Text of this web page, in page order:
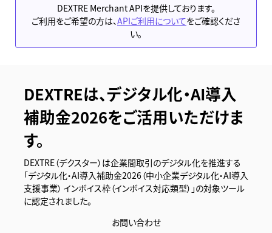
DEXTRE Merchant APIを提供しております。
ご利用をご希望の方は、APIご利用についてをご確認くださ
い。
DEXTREは、デジタル化・AI導入
補助金2026をご活用いただけま
す。
DEXTRE（デクスター）は企業間取引のデジタル化を推進する
「デジタル化・AI導入補助金2026（中小企業デジタル化・AI導入
支援事業） インボイス枠（インボイス対応類型）」の対象ツール
に認定されました。
お問い合わせ